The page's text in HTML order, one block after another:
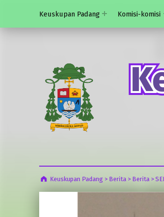
Keuskupan Padang
Komisi-komisi
Keuskupan Padang > Berita > Berita >